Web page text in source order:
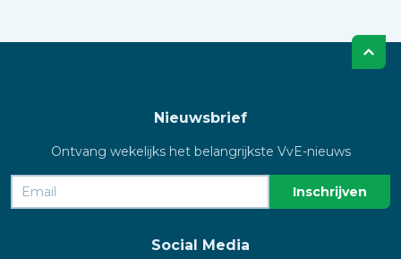
Nieuwsbrief
Ontvang wekelijks het belangrijkste VvE-nieuws
Social Media